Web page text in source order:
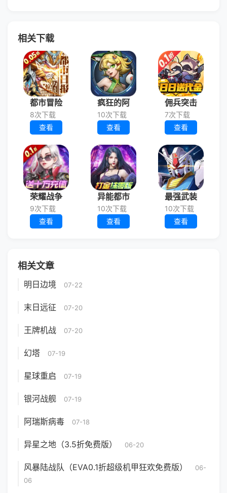
相关下载
都市冒险
8次下载
查看
疯狂的阿
10次下载
查看
佣兵突击
7次下载
查看
荣耀战争
9次下载
查看
异能都市
10次下载
查看
最强武装
10次下载
查看
相关文章
明日边境 07-22
末日远征 07-20
王牌机战 07-20
幻塔 07-19
星球重启 07-19
银河战舰 07-19
阿瑞斯病毒 07-18
异星之地（3.5折免费版） 06-20
风暴陆战队（EVA0.1折超级机甲狂欢免费版）
06-
06